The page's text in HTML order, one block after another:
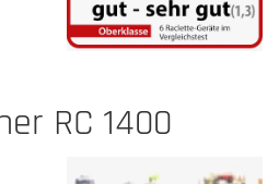
RC 1400